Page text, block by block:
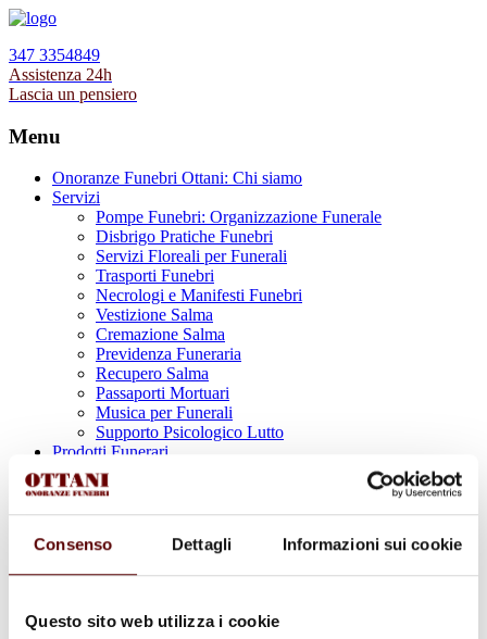
Consenso Dettagli Informazioni sui cookie
Questo sito web utilizza i cookie
347 3354849
Assistenza 24h
Lascia un pensiero
Menu
Onoranze Funebri Ottani: Chi siamo
Servizi
Pompe Funebri: Organizzazione Funerale
Disbrigo Pratiche Funebri
Servizi Floreali per Funerali
Trasporti Funebri
Necrologi e Manifesti Funebri
Vestizione Salma
Cremazione Salma
Previdenza Funeraria
Recupero Salma
Passaporti Mortuari
Musica per Funerali
Supporto Psicologico Lutto
Prodotti Funerari
Lapidi, Lastre tombali e Monumenti Funerari
Urne Cinerarie
Allestimento Funebre
In caso di decesso
Necrologi
Info e Contatti